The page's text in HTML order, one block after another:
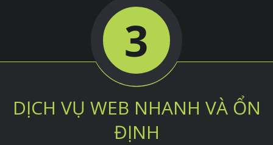
3
DỊCH VỤ WEB NHANH VÀ ỔN
ĐỊNH